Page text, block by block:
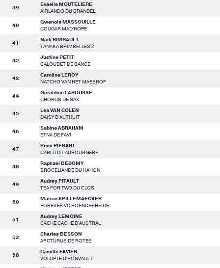
39
Evaelle MOUTELIERE
AIRLANDO DU BRANDEL
40
Gwenola MASSOUILLE
COUGAR MAD'HOPE
41
Naik RIMBAULT
TANAKA BRIMBELLES Z
42
Justine PETIT
CALOUBET DE BANCE
43
Caroline LEROY
NATCHO VAN HET MAESHOF
44
Geraldine LAROUSSE
CHORUS DE SAX
45
Lea VAN COLEN
DAISY D'AUTHUIT
46
Sabine ABRAHAM
ETNA DE FAVI
47
Remi PIERART
CARLITOT AUBOURGERE
48
Raphael DEBOMY
BROCELIANDE DU HAHON
49
Audrey PITAULT
TEA FOR TWO DU CLOS
50
Marion SPILLEMAECKER
FOREVER VD HOENDERHEIDE
51
Audrey LEMOINE
CACHE CACHE D'AUSTRAL
52
Charles DESSON
ARCTURUS DE ROTES
53
Camille FAVIER
VOLUPTE D'HONVAULT